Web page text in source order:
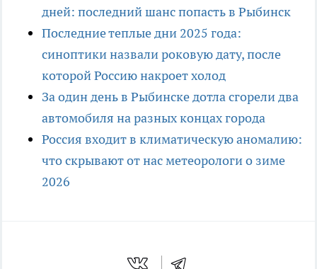
дней: последний шанс попасть в Рыбинск
Последние теплые дни 2025 года:
синоптики назвали роковую дату, после
которой Россию накроет холод
За один день в Рыбинске дотла сгорели два
автомобиля на разных концах города
Россия входит в климатическую аномалию:
что скрывают от нас метеорологи о зиме
2026